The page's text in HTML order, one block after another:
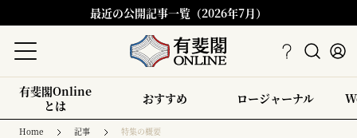
最近の公開記事一覧（2026年7月）
有斐閣Online
とは
おすすめ ロージャーナル
Home 記事 特集の概要